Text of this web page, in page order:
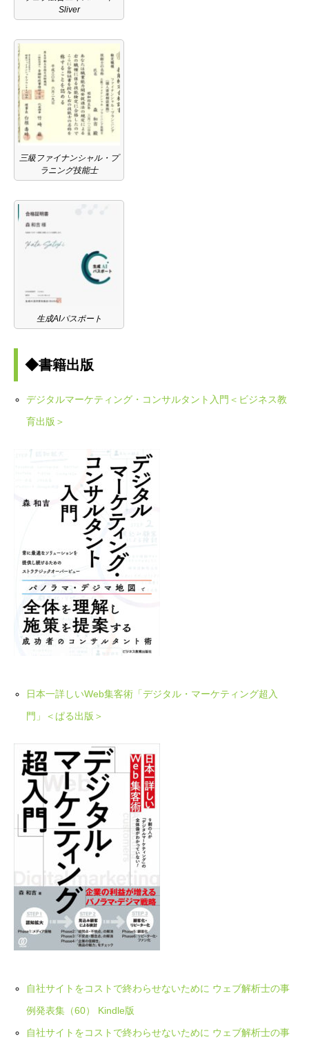
Sliver
三級ファイナンシャル・プ
ラニング技能士
生成AIパスポート
◆書籍出版
デジタルマーケティング・コンサルタント入門＜ビジネス教
育出版＞
日本一詳しいWeb集客術「デジタル・マーケティング超入
門」＜ぱる出版＞
自社サイトをコストで終わらせないために ウェブ解析士の事
例発表集（60） Kindle版
自社サイトをコストで終わらせないために ウェブ解析士の事